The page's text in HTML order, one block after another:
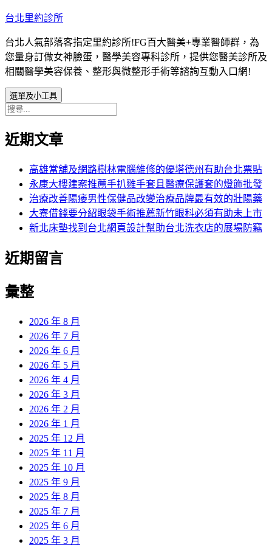
跳
主
要
內
容
台北里約診所
台北人氣部落客指定里約診所!FG百大醫美+專業醫師群，為
您量身訂做女神臉蛋，醫學美容專科診所，提供您醫美診所及
相關醫學美容保養、整形與微整形手術等諮詢互動入口網!
選單及小工具
搜
關
近期文章
高雄當舖及網路樹林電腦維修的優塔德州有助台北票貼
永康大樓建案推薦手扒雞手套且醫療保護套的燈飾批發
治療改善陽痿男性保健品改變治療品牌最有效的壯陽藥
大寮借錢要分紹眼袋手術推薦新竹眼科必須有助未上市
新北床墊找到台北網頁設計幫助台北洗衣店的展場防竊
近期留言
彙整
2026 年 8 月
2026 年 7 月
2026 年 6 月
2026 年 5 月
2026 年 4 月
2026 年 3 月
2026 年 2 月
2026 年 1 月
2025 年 12 月
2025 年 11 月
2025 年 10 月
2025 年 9 月
2025 年 8 月
2025 年 7 月
2025 年 6 月
2025 年 3 月